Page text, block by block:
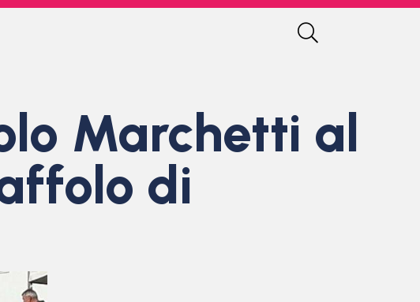
Marchetti al
di